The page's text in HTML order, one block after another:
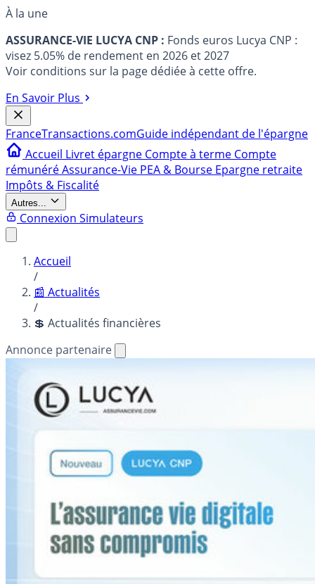
À la une
ASSURANCE-VIE LUCYA CNP : Fonds euros Lucya CNP :
visez 5.05% de rendement en 2026 et 2027
Voir conditions sur la page dédiée à cette offre.
En Savoir Plus
FranceTransactions.comGuide indépendant de l'épargne
Accueil Livret épargne Compte à terme Compte
rémunéréAssurance-Vie PEA & Bourse Epargne retraite
Impôts & Fiscalité
Autres...
Connexion Simulateurs
Accueil
/
📰 Actualités
/
💲 Actualités financières
Annonce partenaire